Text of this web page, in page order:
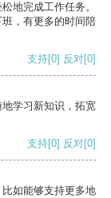
地完成工作任务。
，有更多的时间陪
支持[0] 反对[0]
学习新知识，拓宽
支持[0] 反对[0]
如能够支持更多地